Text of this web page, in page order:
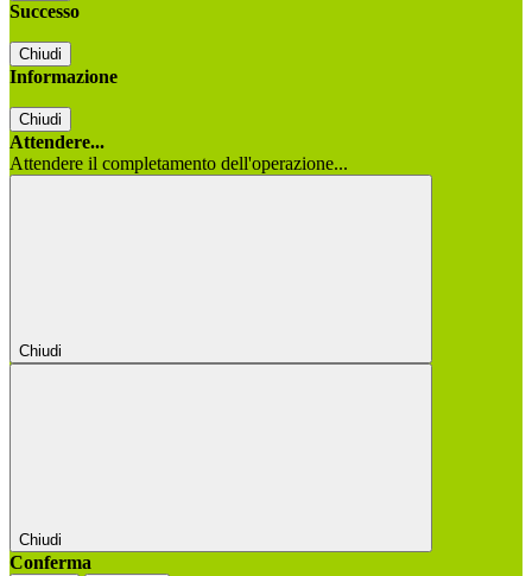
Successo
Chiudi
Informazione
Chiudi
Attendere...
Attendere il completamento dell'operazione...
Chiudi
Chiudi
Conferma